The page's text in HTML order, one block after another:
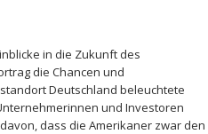
in die Zukunft des
die Chancen und
Deutschland beleuchtete
und Investoren
dass die Amerikaner zwar den